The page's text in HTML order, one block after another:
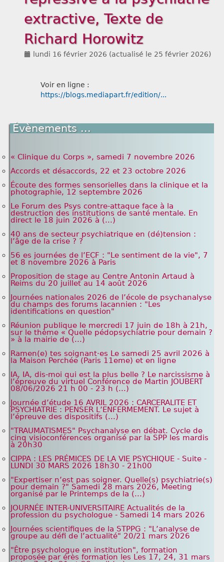
Liens
extractive, Texte de
Richard Horowitz
lundi 16 février 2026 (actualisé le 25 février 2026)
Voir en ligne :
https://blogs.mediapart.fr/edition/...
Évènements ...
« Clinique du Corps », samedi 7 novembre 2026
Accords et désaccords, 22 et 23 octobre 2026
Écoute des formes sensorielles dans la clinique et la
photographie, 12 septembre 2026
Le Forum des Psys contre-attaque face à la
destruction des institutions de santé mentale. En
direct le 18 juin 2026 à (...)
40 ans de secteur psychiatrique en (dé)tension :
l’âge de la crise ? ?
56 es journées de l’ECF : "Le sentiment de la vie", 7
et 8 novembre 2026 à Paris
Proposition de stage au Centre Antonin Artaud à
Reims du 20 juillet au 14 août 2026
Journées nationales 2026 de l’école de psychanalyse
du champs des forums lacannien : "Les
identifications en question"
Réunion publique le mercredi 17 juin de 18h à 21h,
sur le thème « Quelle pédopsychiatrie pour demain ?
» à la mairie de (...)
Ramen(e) tes soignant·es Le samedi 25 avril 2026 à
la Maison Perchée (Paris 11eme) et en ligne
IA, IA, dis-moi qui est la plus belle ? Le narcissisme à
l’épreuve du virtuel Conférence de Martin JOUBERT
08/06/2026 21 h 00 - 23 h (...)
Journée d’étude 16 AVRIL 2026 : CARCERALITE ET
PSYCHIATRIE : PENSER L’ENFERMEMENT. Le sujet à
l’épreuve des dispositifs (...)
"TRAUMATISMES" Psychanalyse en débat. Cycle de
cinq visioconférences organisé par la SPP les mardis
à 20h30
CIPPA : LES PRÉMICES DE LA VIE PSYCHIQUE - Suite -
LUNDI 30 MARS 2026 18h30 - 21h00
"Expertiser n’est pas soigner. Quelle(s) psychiatrie(s)
pour demain ?" Samedi 28 mars 2026, Meeting
organisé par le Printemps de la (...)
JOURNÉE INTER-UNIVERSITAIRE Actualités de la
profession du psychologue - Samedi 14 mars 2026
Journées scientifiques de la STPPG : "L’analyse de
groupe au défi de l’actualité" 20/21 mars 2026
"Être psychologue en institution", formation
proposée par érès formation les Les 17, 24, 31 mars